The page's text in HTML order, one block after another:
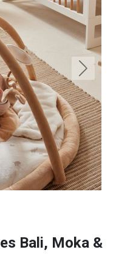
Bali, Moka &